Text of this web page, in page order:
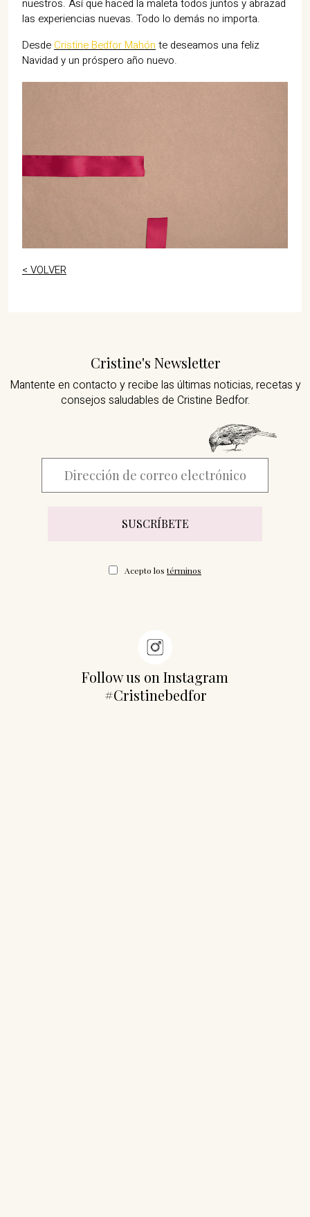
nuestros. Así que haced la maleta todos juntos y abrazad
las experiencias nuevas. Todo lo demás no importa.
Desde Cristine Bedfor Mahón te deseamos una feliz
Navidad y un próspero año nuevo.
< VOLVER
Cristine's Newsletter
Mantente en contacto y recibe las últimas noticias, recetas y
consejos saludables de Cristine Bedfor.
Acepto los términos
Follow us on Instagram
#Cristinebedfor